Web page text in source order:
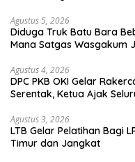
Agustus 5, 2026
Diduga Truk Batu Bara
Mana Satgas Wasgakum
Agustus 4, 2026
DPC PKB OKI Gelar
Serentak, Ketua Ajak
Agustus 3, 2026
LTB Gelar Pelatihan Bagi
Timur dan Jangkat